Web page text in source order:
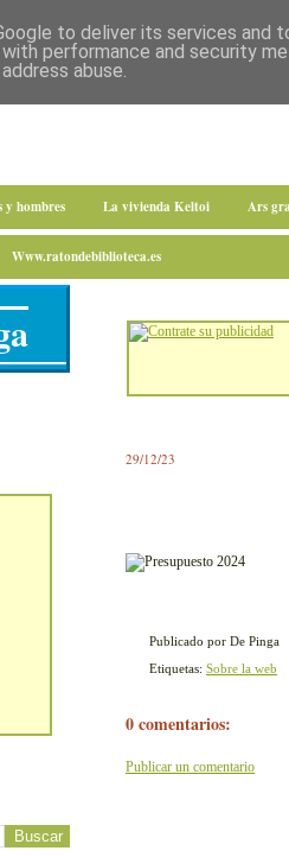
y hombres La vivienda Keltoi Ars
Www.ratondebiblioteca.es
29/12/23
Publicado por De Pinga
Etiquetas: Sobre la web
0 comentarios:
Publicar un comentario
to deliver its services and
performance and security
abuse.